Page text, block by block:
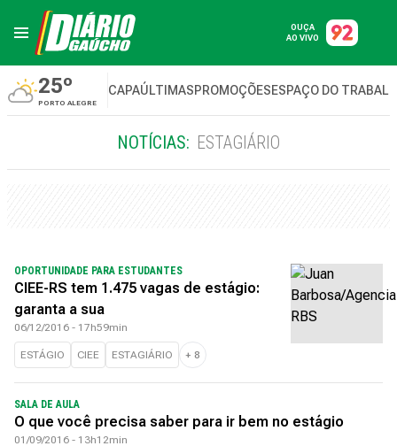
OUÇA
AO VIVO
25º
PORTO ALEGRE
CAPAÚLTIMASPROMOÇÕESESPAÇO DO
NOTÍCIAS: ESTAGIÁRIO
OPORTUNIDADE PARA ESTUDANTES
CIEE-RS tem 1.475 vagas de estágio:
garanta a sua
06/12/2016 - 17h59min
ESTÁGIO CIEE ESTAGIÁRIO + 8
SALA DE AULA
O que você precisa saber para ir bem no estágio
01/09/2016 - 13h12min